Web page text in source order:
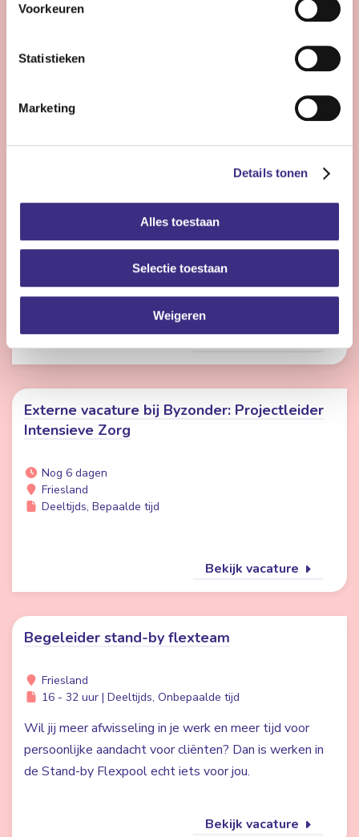
Voorkeuren
Statistieken
Marketing
Details tonen
Alles toestaan
Selectie toestaan
Weigeren
Bekijk vacature
Persoonlijk begeleider - Buitenpost
Ben jij een enthousiaste persoonlijk begeleider die
energie krijgt van ontwikkeling, vernieuwing en het
begeleiden van cliënten naar een zo goed mogelijk
leven? Dan zijn wij op zoek naar jou!
Externe vacature bij Byzonder: Projectleider
Intensieve Zorg
Nog 6 dagen
Friesland
Deeltijds, Bepaalde tijd
Bekijk vacature
Begeleider stand-by flexteam
Friesland
16 - 32 uur | Deeltijds, Onbepaalde tijd
Wil jij meer afwisseling in je werk en meer tijd voor
persoonlijke aandacht voor cliënten? Dan is werken in
de Stand-by Flexpool echt iets voor jou.
Bekijk vacature